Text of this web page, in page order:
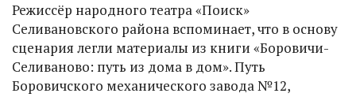
Режиссёр народного театра «Поиск»
Селивановского района вспоминает, что в основу
сценария легли материалы из книги «Боровичи-
Селиваново: путь из дома в дом». Путь
Боровичского механического завода №12,